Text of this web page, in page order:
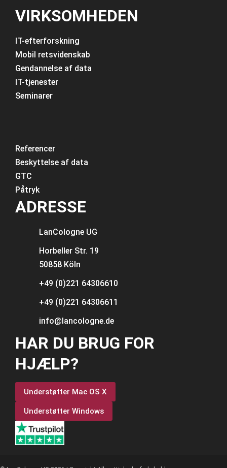
VIRKSOMHEDEN
IT-efterforskning
Mobil retsvidenskab
Gendannelse af data
IT-tjenester
Seminarer
Referencer
Beskyttelse af data
GTC
Påtryk
ADRESSE
LanCologne UG
Horbeller Str. 19
50858 Köln
+49 (0)221 64306610
+49 (0)221 64306611
info@lancologne.de
HAR DU BRUG FOR
HJÆLP?
Understøtter Mac OS X
Understøtter Windows